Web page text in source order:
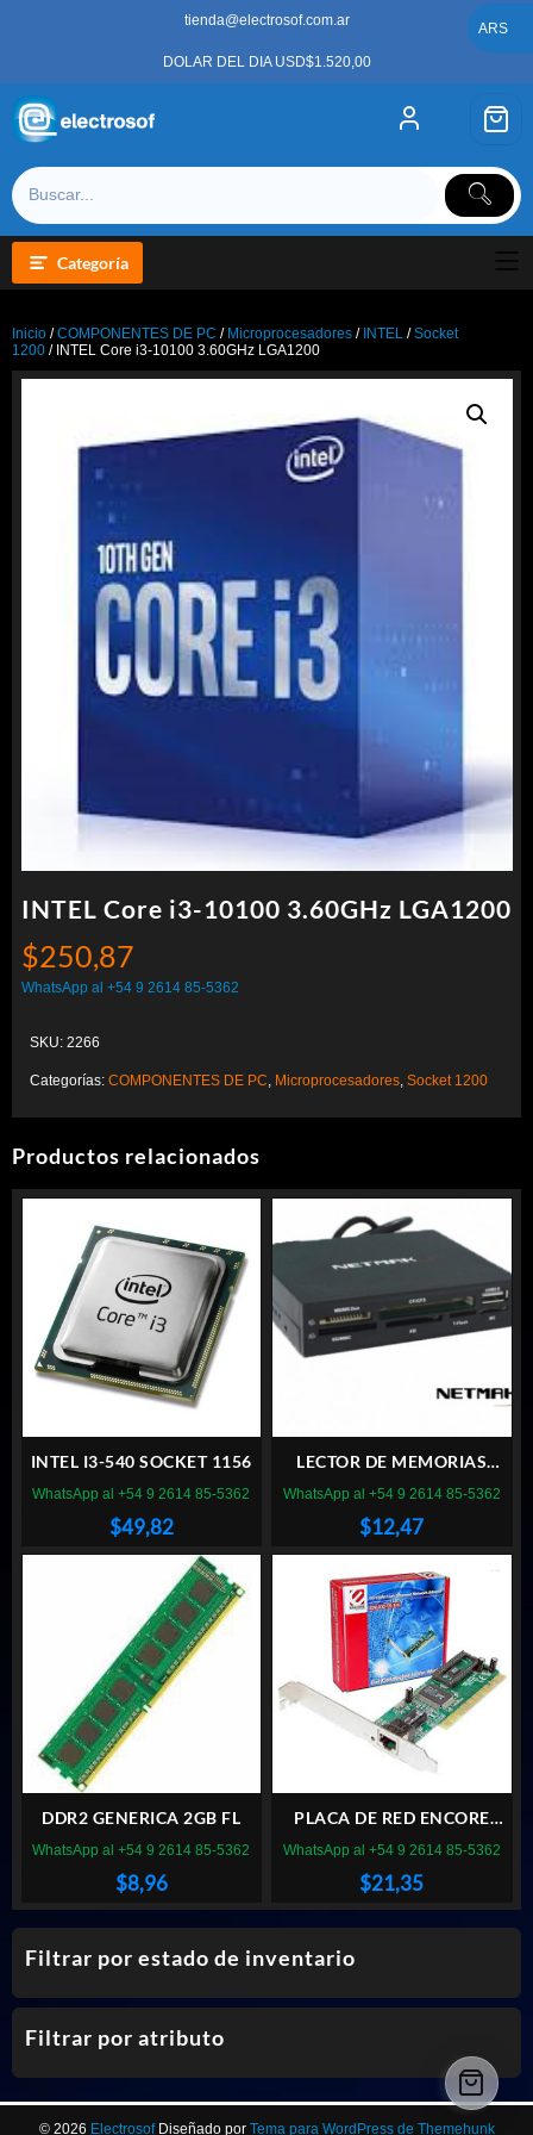
tienda@electrosof.com.ar
DOLAR DEL DIA USD$1.520,00
Categoría
Filtrar por estado de inventario
Filtrar por atributo
Inicio /COMPONENTES DE PC / Microprocesadores / INTEL /Socket
1200 / INTEL Core i3-10100 3.60GHz LGA1200
INTEL Core i3-10100 3.60GHz LGA1200
$250,87
WhatsApp al +54 9 2614 85-5362
SKU: 2266
Categorías: COMPONENTES DE PC Microprocesadores Socket 1200
Productos relacionados
INTEL I3-540 SOCKET 1156
$49,82
WhatsApp al +54 9 2614 85-5362
LECTOR DE MEMORIAS
NETMAK NM-520 INTERNO
$12,47
WhatsApp al +54 9 2614 85-5362
DDR2 GENERICA 2GB FL
$8,96
WhatsApp al +54 9 2614 85-5362
PLACA DE RED ENCORE
ENL832 PCI
$21,35
WhatsApp al +54 9 2614 85-5362
© 2026 Electrosof Diseñado por Tema para WordPress de Themehunk
ARS